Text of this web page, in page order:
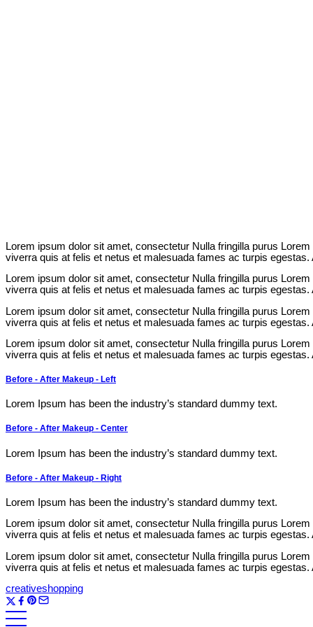
Lorem ipsum dolor sit amet, consectetur Nulla fringilla purus
viverra quis at felis et netus et malesuada fames ac turpis
Lorem ipsum dolor sit amet, consectetur Nulla fringilla purus
viverra quis at felis et netus et malesuada fames ac turpis
Lorem ipsum dolor sit amet, consectetur Nulla fringilla purus
viverra quis at felis et netus et malesuada fames ac turpis
Lorem ipsum dolor sit amet, consectetur Nulla fringilla purus
viverra quis at felis et netus et malesuada fames ac turpis
Before - After Makeup - Left
Lorem Ipsum has been the industry’s standard dummy text.
Before - After Makeup - Center
Lorem Ipsum has been the industry’s standard dummy text.
Before - After Makeup - Right
Lorem Ipsum has been the industry’s standard dummy text.
Lorem ipsum dolor sit amet, consectetur Nulla fringilla purus
viverra quis at felis et netus et malesuada fames ac turpis
Lorem ipsum dolor sit amet, consectetur Nulla fringilla purus
viverra quis at felis et netus et malesuada fames ac turpis
creativeshopping